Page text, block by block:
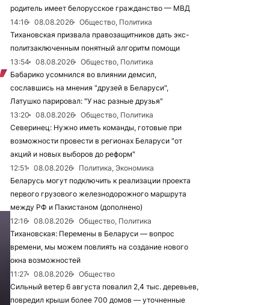
родитель имеет белорусское гражданство — МВД
14:16
08.08.2026
Общество, Политика
Тихановская призвала правозащитников дать экс-
политзаключенным понятный алгоритм помощи
13:54
08.08.2026
Общество, Политика
Бабарико усомнился во влиянии демсил,
сославшись на мнения "друзей в Беларуси",
Латушко парировал: "У нас разные друзья"
13:20
08.08.2026
Общество, Политика
Северинец: Нужно иметь команды, готовые при
возможности провести в регионах Беларуси "от
акций и новых выборов до реформ"
12:51
08.08.2026
Политика, Экономика
Беларусь могут подключить к реализации проекта
первого грузового железнодорожного маршрута
между РФ и Пакистаном (дополнено)
12:16
08.08.2026
Общество, Политика
Тихановская: Перемены в Беларуси — вопрос
времени, мы можем повлиять на создание нового
окна возможностей
11:27
08.08.2026
Общество
Сильный ветер 6 августа повалил 2,4 тыс. деревьев,
повредил крыши более 700 домов — уточненные